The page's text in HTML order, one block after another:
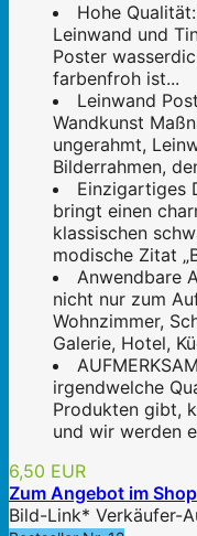
Hohe
Leinwand und
Poster
farbenfroh ist...
Leinwand
Wandkunst
ungerahmt,
Bilderrahmen,
Einzigartiges
bringt einen
klassischen
modische Zitat
Anwendbare
nicht nur zum
Wohnzimmer,
Galerie, Hotel,
irgendwelche
Produkten gibt,
und wir werden
6,50 EUR
Zum Angebot im
Bild-Link* Verkäufer-